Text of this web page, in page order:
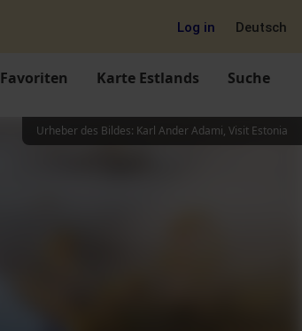
Log in Deutsch
Favoriten Karte Estlands Suche
Urheber des Bildes: Karl Ander Adami, Visit Estonia